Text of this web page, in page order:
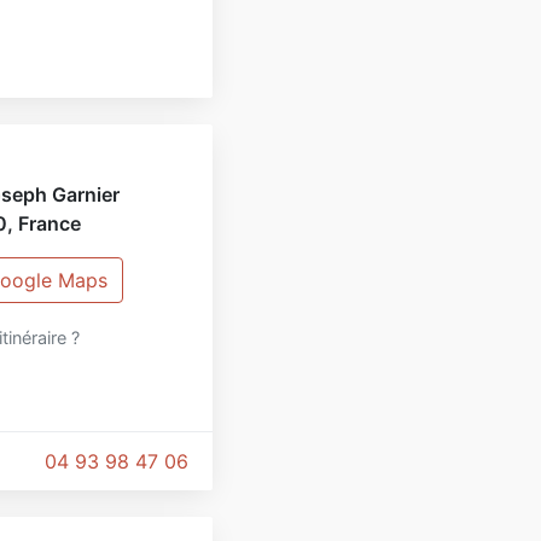
Garnier
, France
Maps
?
04 93 98 47 06